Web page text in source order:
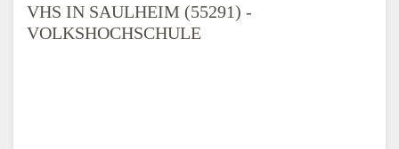
VHS IN SAULHEIM (55291) -
VOLKSHOCHSCHULE